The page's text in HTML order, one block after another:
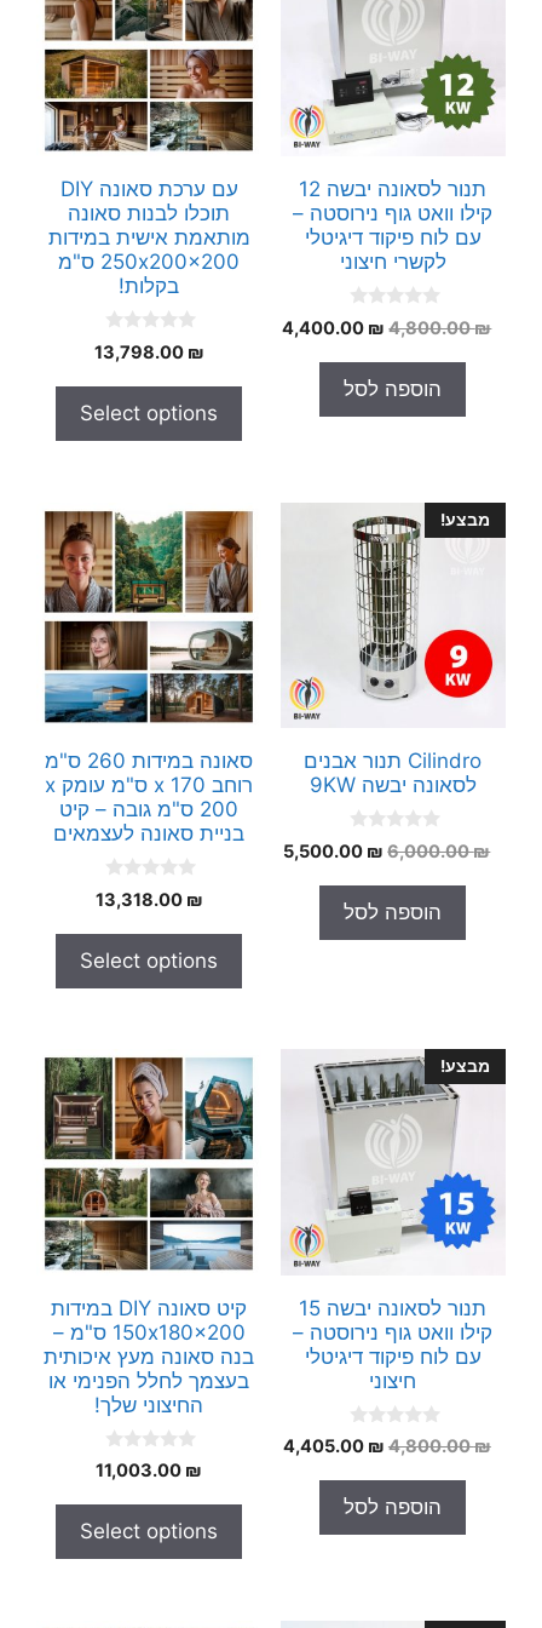
תנור לסאונה יבשה 12
קילו וואט גוף נירוסטה –
עם לוח פיקוד דיגיטלי
לקשרי חיצוני
0
o
o
5
4,800.00₪
המחיר
היה:
4,800.00 ₪.
4,400.00 ₪
המחיר
4,400.00 ₪.
הוספה לסל
עם ערכת סאונה DIY
תוכלו לבנות סאונה
מותאמת אישית במידות
250x200x200 ס"מ
בקלות!
0
o
o
5
13,798.00 ₪
Select options
מבצע!
Cilindro תנור אבנים
לסאונה יבשה 9KW
0
o
o
5
6,000.00₪
המחיר
היה:
6,000.00 ₪.
5,500.00 ₪
המחיר
הוספה לסל
סאונה במידות 260 ס"מ
רוחב x 170 ס"מ עומק x
200 ס"מ גובה – קיט
בניית סאונה לעצמאים
o
o
5
13,318.00 ₪
Select options
מבצע!
תנור לסאונה יבשה 15
קילו וואט גוף נירוסטה –
עם לוח פיקוד דיגיטלי
חיצוני
0
o
o
5
4,800.00₪
המחיר
היה:
4,800.00 ₪.
4,405.00 ₪
המחיר
4,405.00 ₪.
הוספה לסל
קיט סאונה DIY במידות
150x180x200 ס"מ –
בנה סאונה מעץ איכותית
בעצמך לחלל הפנימי או
החיצוני שלך!
0
o
o
5
11,003.00 ₪
Select options